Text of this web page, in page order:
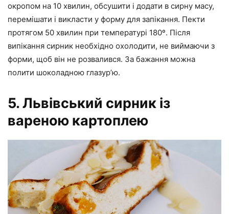
окропом на 10 хвилин, обсушити і додати в сирну масу,
перемішати і викласти у форму для запікання. Пекти
протягом 50 хвилин при температурі 180º. Після
випікання сирник необхідно охолодити, не виймаючи з
форми, щоб він не розвалився. За бажання можна
полити шоколадною глазур’ю.
5. Львівський сирник із
вареною картоплею